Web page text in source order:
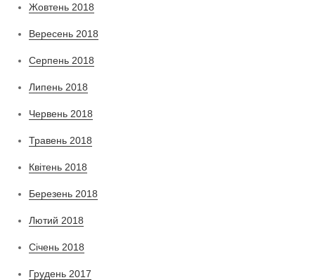
Жовтень 2018
Вересень 2018
Серпень 2018
Липень 2018
Червень 2018
Травень 2018
Квітень 2018
Березень 2018
Лютий 2018
Січень 2018
Грудень 2017